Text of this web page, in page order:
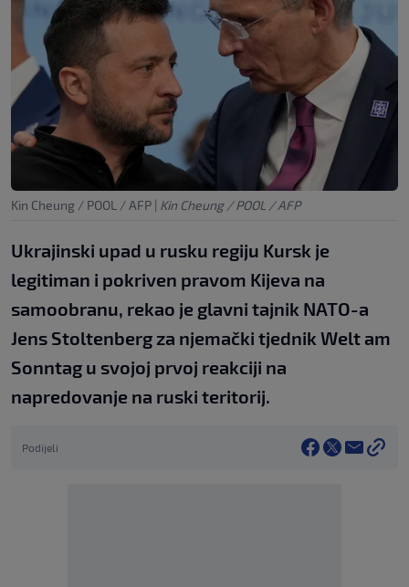
Kin Cheung / POOL / AFP | Kin Cheung / POOL / AFP
Ukrajinski upad u rusku regiju Kursk je
legitiman i pokriven pravom Kijeva na
samoobranu, rekao je glavni tajnik NATO-a
Jens Stoltenberg za njemački tjednik Welt am
Sonntag u svojoj prvoj reakciji na
napredovanje na ruski teritorij.
Podijeli